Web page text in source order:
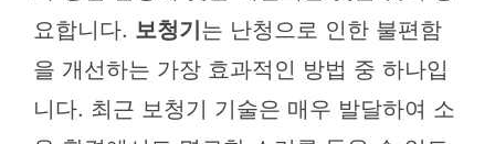
요합니다. 보청기는 난청으로 인한 불편함
을 개선하는 가장 효과적인 방법 중 하나입
니다. 최근 보청기 기술은 매우 발달하여 소